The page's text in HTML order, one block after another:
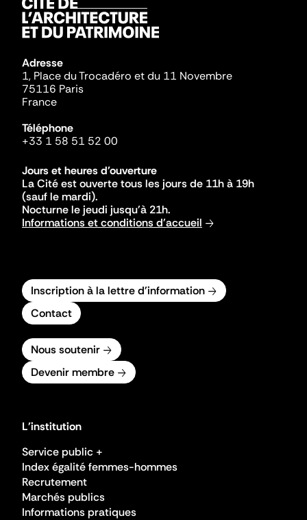
Adresse
1, Place du Trocadéro et du 11 Novembre
75116 Paris
France
Téléphone
+33 1 58 51 52 00
Jours et heures d'ouverture
La Cité est ouverte tous les jours de 11h à 19h
(sauf le mardi).
Nocturne le jeudi jusqu'à 21h.
Informations et conditions d'accueil
Inscription à la lettre d'information
Contact
Nous soutenir
Devenir membre
L'institution
Service public +
Index égalité femmes-hommes
Recrutement
Marchés publics
Informations pratiques